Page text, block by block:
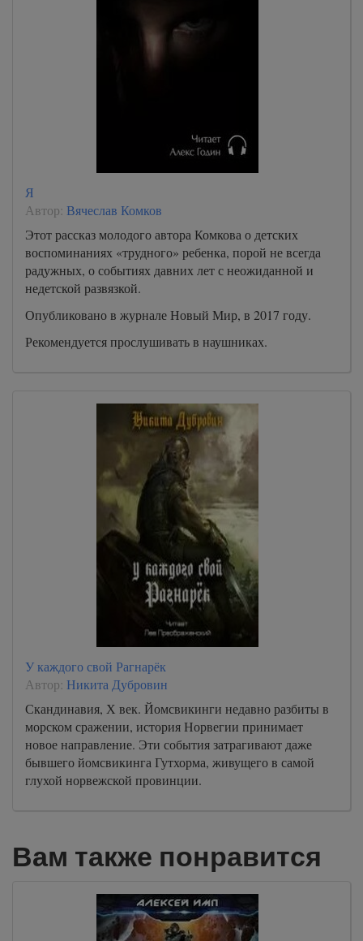
Я
Автор: Вячеслав Комков
Этот рассказ молодого автора Комкова о детских
воспоминаниях «трудного» ребенка, порой не всегда
радужных, о событиях давних лет с неожиданной и
недетской развязкой.
Опубликовано в журнале Новый Мир, в 2017 году.
Рекомендуется прослушивать в наушниках.
У каждого свой Рагнарёк
Автор: Никита Дубровин
Скандинавия, Х век. Йомсвикинги недавно разбиты в
морском сражении, история Норвегии принимает
новое направление. Эти события затрагивают даже
бывшего йомсвикинга Гутхорма, живущего в самой
глухой норвежской провинции.
Вам также понравится